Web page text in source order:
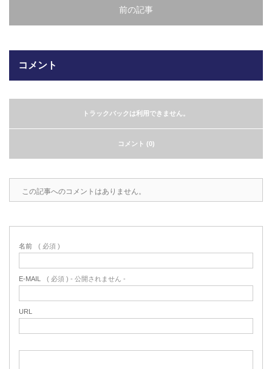
前の記事
コメント
トラックバックは利用できません。
コメント (0)
この記事へのコメントはありません。
名前 ( 必須 )
E-MAIL ( 必須 ) - 公開されません -
URL
MFライニングカタログ（PDF）
ガラスクロスHT-FLカタログ（PDF）
お問合わせ
2022.6.20
ルトの繋ぎ…
2022.6.10
今、結露、湿気などの問い合わせが増
が、冷蔵庫、…
印刷塗工工程で溶剤系塗料をご使用の